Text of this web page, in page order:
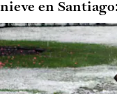
nieve en